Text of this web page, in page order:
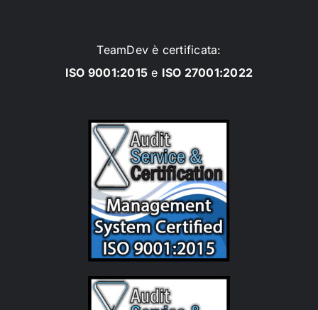
TeamDev è certificata:
ISO 9001:2015 e ISO 27001:2022